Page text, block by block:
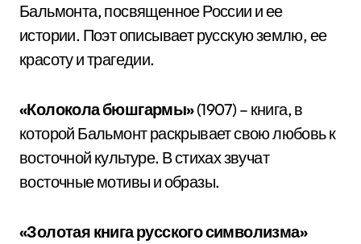
Бальмонта, посвященное России и ее
истории. Поэт описывает русскую землю, ее
красоту и трагедии.
«Колокола бюшгармы»(1907) – книга, в
которой Бальмонт раскрывает свою любовь к
восточной культуре. В стихах звучат
восточные мотивы и образы.
«Золотая книга русского символизма»